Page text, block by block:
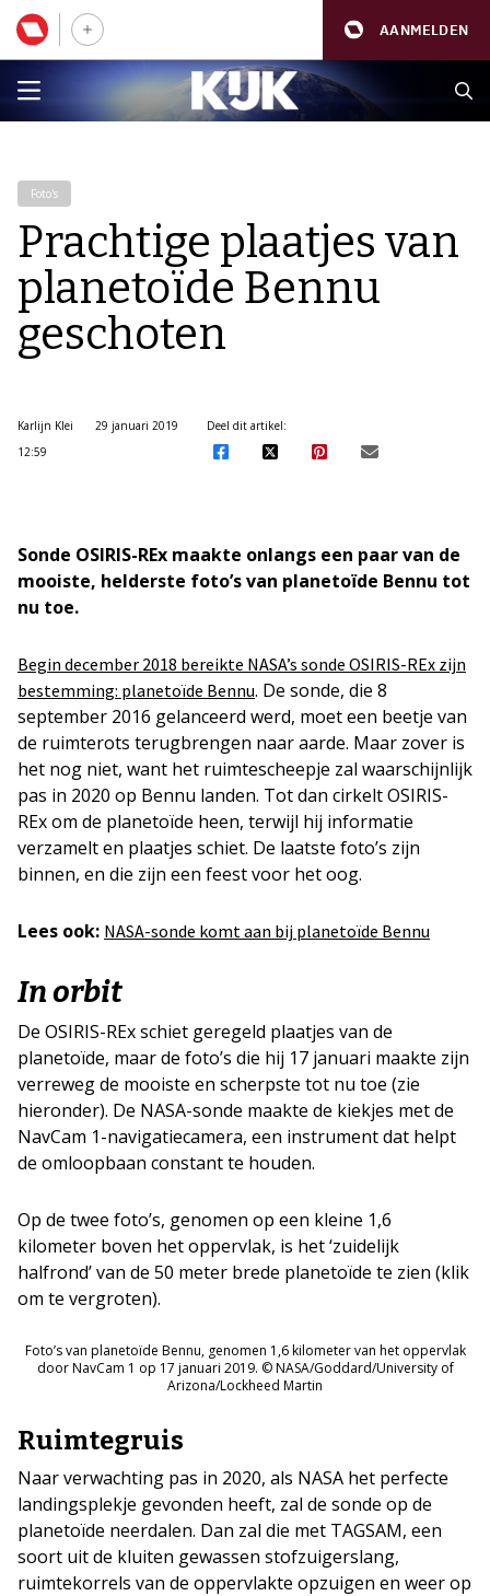
AANMELDEN
Foto's
Prachtige plaatjes van
planetoïde Bennu
geschoten
Karlijn Klei
29 januari 2019
12:59
Deel dit artikel:
Sonde OSIRIS-REx maakte onlangs een paar van de
mooiste, helderste foto’s van planetoïde Bennu tot
nu toe.
Begin december 2018 bereikte NASA’s sonde OSIRIS-REx zijn
bestemming: planetoïde Bennu. De sonde, die 8
september 2016 gelanceerd werd, moet een beetje van
de ruimterots terugbrengen naar aarde. Maar zover is
het nog niet, want het ruimtescheepje zal waarschijnlijk
pas in 2020 op Bennu landen. Tot dan cirkelt OSIRIS-
REx om de planetoïde heen, terwijl hij informatie
verzamelt en plaatjes schiet. De laatste foto’s zijn
binnen, en die zijn een feest voor het oog.
Lees ook: NASA-sonde komt aan bij planetoïde Bennu
In orbit
De OSIRIS-REx schiet geregeld plaatjes van de
planetoïde, maar de foto’s die hij 17 januari maakte zijn
verreweg de mooiste en scherpste tot nu toe (zie
hieronder). De NASA-sonde maakte de kiekjes met de
NavCam 1-navigatiecamera, een instrument dat helpt
de omloopbaan constant te houden.
Op de twee foto’s, genomen op een kleine 1,6
kilometer boven het oppervlak, is het ‘zuidelijk
halfrond’ van de 50 meter brede planetoïde te zien (klik
om te vergroten).
Foto’s van planetoïde Bennu, genomen 1,6 kilometer van het oppervlak
door NavCam 1 op 17 januari 2019. © NASA/Goddard/University of
Arizona/Lockheed Martin
Ruimtegruis
Naar verwachting pas in 2020, als NASA het perfecte
landingsplekje gevonden heeft, zal de sonde op de
planetoïde neerdalen. Dan zal die met TAGSAM, een
soort uit de kluiten gewassen stofzuigerslang,
ruimtekorrels van de oppervlakte opzuigen en weer op